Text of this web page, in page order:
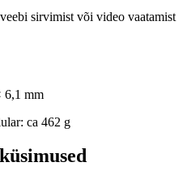
sirvimist või video vaatamist
6,1 mm
ca 462 g